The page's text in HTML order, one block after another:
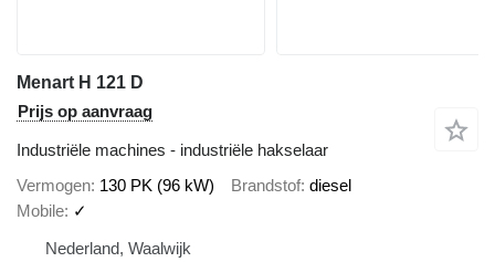
Menart H 121 D
Prijs op aanvraag
Industriële machines - industriële hakselaar
Vermogen 130 PK (96 kW) Brandstof diesel
Mobile ✓
Nederland, Waalwijk